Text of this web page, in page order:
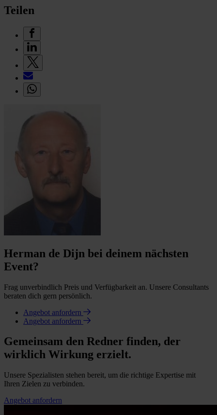
Teilen
Herman de Dijn bei deinem nächsten
Event?
Frag unverbindlich Preis und Verfügbarkeit an. Unsere Consultants
beraten dich gern persönlich.
Angebot anfordern
Angebot anfordern
Gemeinsam den Redner finden, der
wirklich Wirkung erzielt.
Unsere Spezialisten stehen bereit, um die richtige Expertise mit
Ihren Zielen zu verbinden.
Angebot anfordern